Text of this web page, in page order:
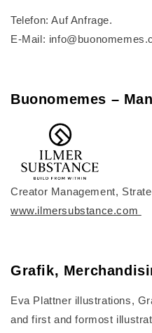
Telefon: Auf Anfrage.
E-Mail:
Buonomemes –
Creator Management,
www.ilmersubstance.com
Grafik,
Eva Plattner illustrations,
and first and formost